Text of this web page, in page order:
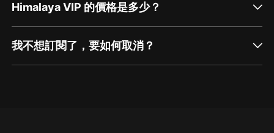
Himalaya VIP 的價格是多少？
我不想訂閱了，要如何取消？